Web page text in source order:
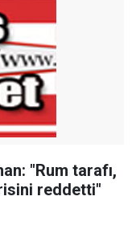
"Rum tarafı,
reddetti"